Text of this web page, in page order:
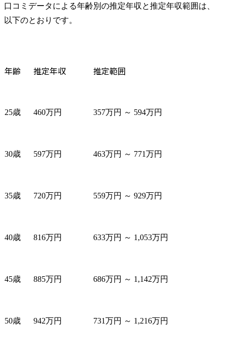
口コミデータによる年齢別の推定年収と推定年収範囲は、
以下のとおりです。
年齢 推定年収 推定範囲
25歳 460万円 357万円 ～ 594万円
30歳 597万円 463万円 ～ 771万円
35歳 720万円 559万円 ～ 929万円
40歳 816万円 633万円 ～ 1,053万円
45歳 885万円 686万円 ～ 1,142万円
50歳 942万円 731万円 ～ 1,216万円